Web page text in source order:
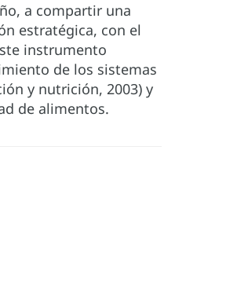
a compartir una
estratégica, con el
instrumento
de los sistemas
y nutrición, 2003) y
de alimentos.